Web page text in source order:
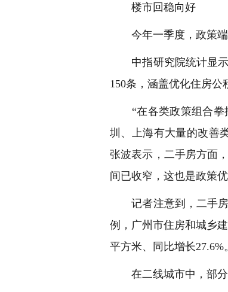
楼市回稳向好
今年一季度，政策端
中指研究院统计显示
150条，涵盖优化住房公
“在各类政策组合拳
圳、上海有大量的改善
张波表示，二手房方面
间已收窄，这也是政策
记者注意到，二手房
例，广州市住房和城乡
平方米、同比增长27.6%。
在二线城市中，部分